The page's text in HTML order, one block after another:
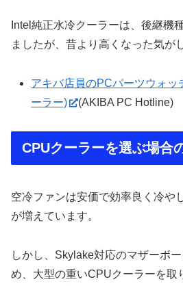
Intel純正水冷クーラーは、後継機
ましたが、昔より高くなった気が
アキバ店員のPCパーツウォッ
ーラー)
(AKIBA PC Hotline)
CPUクーラーを選ぶ場合
空冷ファンは安価で効率良く冷や
が増えています。
しかし、Skylake対応のマザーボ
め、大型の重いCPUクーラーを取